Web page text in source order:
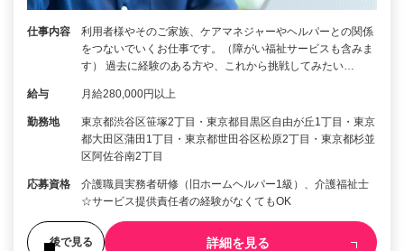
仕事内容
利用者様やそのご家族、ケアマネジャーやヘルパーとの関係
をつないでいくお仕事です。（障がい福祉サービスも含みま
す） 過去に経験のある方や、これから挑戦してみたい…
給与 月給280,000円以上
勤務地
東京都渋谷区笹塚2丁目・東京都目黒区自由が丘1丁目・東京
都大田区蒲田1丁目・東京都世田谷区松原2丁目・東京都杉並
区阿佐谷南2丁目
応募資格
介護職員実務者研修（旧ホームヘルパー1級）、介護福祉士
☆サービス提供責任者の経験がなくてもOK
後で見る 詳細を見る